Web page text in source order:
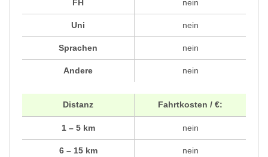
FH
Uni
Sprachen
Andere
nein
nein
nein
nein
Distanz
1 – 5 km
6 – 15 km
Fahrtkosten / €:
nein
nein